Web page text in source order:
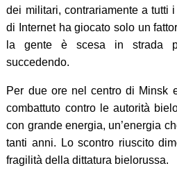
dei militari, contrariamente a tutti
di Internet ha giocato solo un
la gente è scesa in strada
succedendo.
Per due ore nel centro di Minsk
combattuto contro le autorità
con grande energia, un’energia
tanti anni. Lo scontro riuscito
fragilità della dittatura bielorussa.